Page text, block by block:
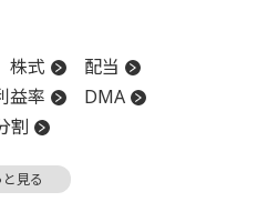
株式
配当
益率
DMA
割
買収
見る